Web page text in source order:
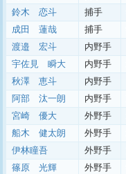
鈴木 恋斗
捕手
成田 蓮哉
捕手
渡邉 宏斗
内野手
宇佐見 瞬大
内野手
秋澤 恵斗
内野手
阿部 汰一朗
内野手
宮崎 優大
外野手
船木 健太朗
外野手
伊林瞳吾
外野手
篠原 光輝
外野手